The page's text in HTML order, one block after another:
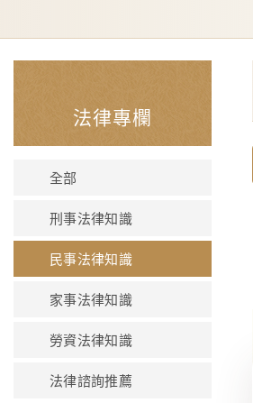
法律專欄
全部
刑事法律知識
民事法律知識
家事法律知識
勞資法律知識
法律諮詢推薦